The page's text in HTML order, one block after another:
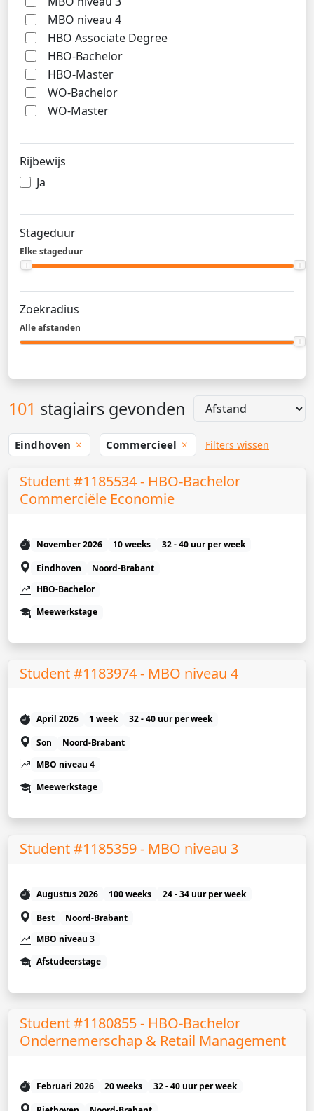
MBO niveau 4
HBO Associate Degree
HBO-Bachelor
HBO-Master
WO-Bachelor
WO-Master
Rijbewijs
Ja
Stageduur
Elke stageduur
Zoekradius
Alle afstanden
101 stagiairs gevonden
Eindhoven Commercieel Filters wissen
Student #1185534 - HBO-Bachelor
Commerciële Economie
November 2026 10 weeks
32 - 40 uur per week
Eindhoven
Noord-Brabant
HBO-Bachelor
Meewerkstage
Student #1183974 - MBO niveau 4
April 2026 1 week
32 - 40 uur per week
Son
Noord-Brabant
MBO niveau 4
Meewerkstage
Student #1185359 - MBO niveau 3
Augustus 2026 100 weeks
24 - 34 uur per week
Best
Noord-Brabant
MBO niveau 3
Afstudeerstage
Student #1180855 - HBO-Bachelor
Ondernemerschap & Retail Management
Februari 2026 20 weeks
32 - 40 uur per week